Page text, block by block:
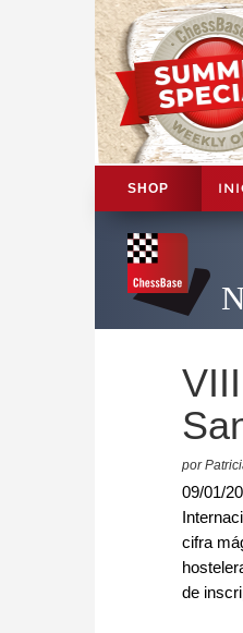
SHOP
por
09/01/
cifra
de